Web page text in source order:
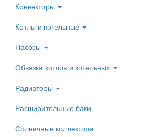
Конвекторы
Котлы и котельные
Насосы
Обвязка котлов и котельных
Радиаторы
Расширительные баки
Солнечные коллектора